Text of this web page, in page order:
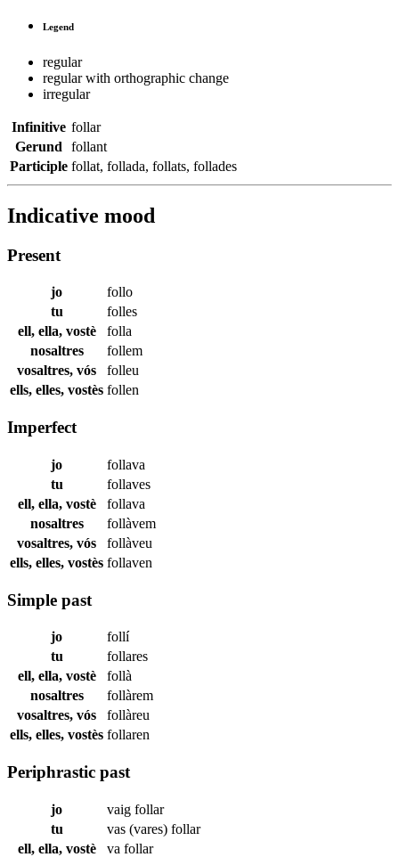
Legend
regular
regular with orthographic change
irregular
Infinitive follar
Gerund
follant
Participle follat, follada, follats, follades
Indicative mood
Present
jo
follo
tu
folles
ell, ella, vostè
folla
nosaltres
follem
vosaltres, vós
folleu
ells, elles, vostès follen
Imperfect
jo
follava
tu
follaves
ell, ella, vostè
follava
nosaltres
follàvem
vosaltres, vós
follàveu
ells, elles, vostès follaven
Simple past
jo
follí
tu
follares
ell, ella, vostè
follà
nosaltres
follàrem
vosaltres, vós
follàreu
ells, elles, vostès follaren
Periphrastic past
jo vaig follar
tu
vas (vares) follar
ell, ella, vostè
va follar